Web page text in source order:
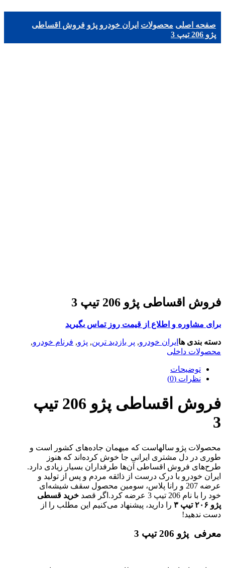
صفحه اصلی محصولات ایران خودرو پژو فروش اقساطی
پژو 206 تیپ 3
فروش اقساطی پژو 206 تیپ 3
برای مشاوره و اطلاع از قیمت روز تماس بگیرید
دسته بندی ها ایران خودرو, پر بازدید ترین, پژو, فرنام خودرو,
محصولات داخلی
توضیحات
نظرات (0)
فروش اقساطی پژو 206 تیپ
3
محصولات پژو سالهاست که میهمان جاده‌های کشور است و
طوری در دل مشتری ایرانی جا خوش کرده‌اند که هنوز
طرح‌های فروش اقساطی آن‌ها طرفداران بسیار زیادی دارد.
ایران خودرو با درک درست از ذائقه مردم و پس از تولید و
عرضه 207 و رانا پلاس، سومین محصول سقف شیشه‌ای
خود را با نام 206 تیپ 3 عرضه کرد.اگر قصد
خرید قسطی
پژو ۲۰۶ تیپ ۳
را دارید، پیشنهاد می‌کنیم این مطلب را از
دست ندهید!
معرفی پژو 206 تیپ 3